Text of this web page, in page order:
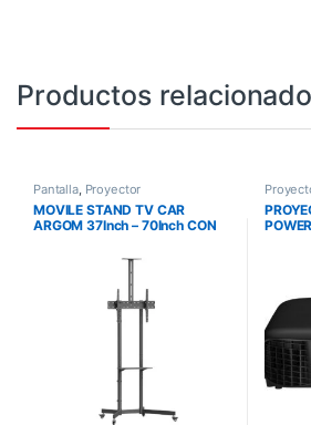
Productos
Pantalla, Proyector
MOVILE STAND TV CAR
ARGOM 37Inch – 70Inch CON
SOPORTE CAMARA